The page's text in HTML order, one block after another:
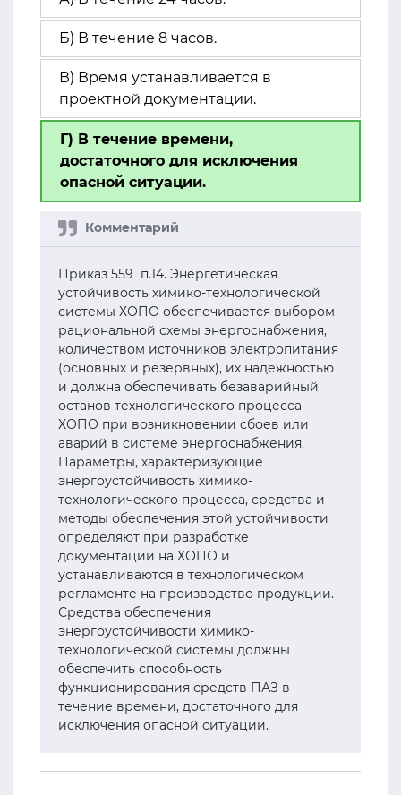
Б) В течение 8 часов.
В) Время устанавливается в
проектной документации.
Г) В течение времени,
достаточного для исключения
опасной ситуации.
Приказ 559 п.14. Энергетическая
устойчивость химико-технологической
системы ХОПО обеспечивается выбором
рациональной схемы энергоснабжения,
количеством источников электропитания
(основных и резервных), их надежностью
и должна обеспечивать безаварийный
останов технологического процесса
ХОПО при возникновении сбоев или
аварий в системе энергоснабжения.
Параметры, характеризующие
энергоустойчивость химико-
технологического процесса, средства и
методы обеспечения этой устойчивости
определяют при разработке
документации на ХОПО и
устанавливаются в технологическом
регламенте на производство продукции.
Средства обеспечения
энергоустойчивости химико-
технологической системы должны
обеспечить способность
функционирования средств ПАЗ в
течение времени, достаточного для
исключения опасной ситуации.